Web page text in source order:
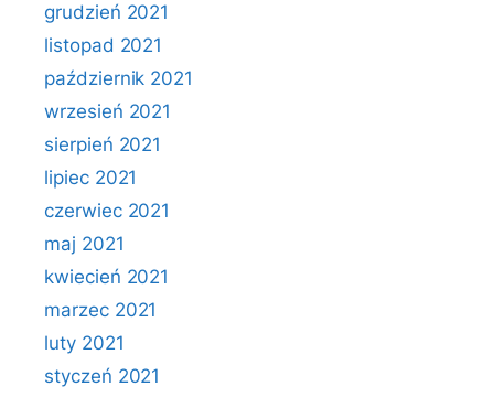
grudzień 2021
listopad 2021
październik 2021
wrzesień 2021
sierpień 2021
lipiec 2021
czerwiec 2021
maj 2021
kwiecień 2021
marzec 2021
luty 2021
styczeń 2021